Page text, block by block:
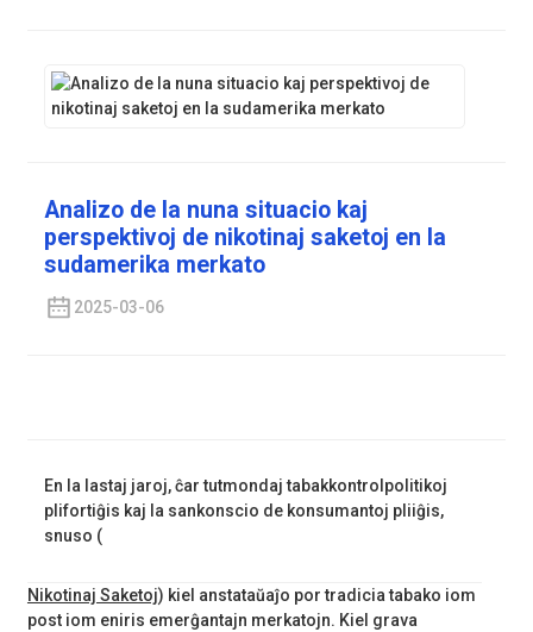
Analizo de la nuna situacio kaj
perspektivoj de nikotinaj saketoj en la
sudamerika merkato
2025-03-06
En la lastaj jaroj, ĉar tutmondaj tabakkontrolpolitikoj
plifortiĝis kaj la sankonscio de konsumantoj pliiĝis,
snuso (
Nikotinaj Saketoj) kiel anstataŭaĵo por tradicia tabako iom
post iom eniris emerĝantajn merkatojn. Kiel grava